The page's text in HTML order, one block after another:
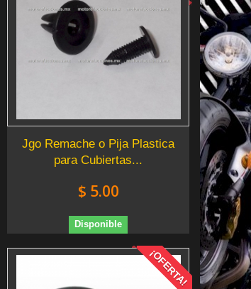
Jgo Remache o Pija Plastica
para Cubiertas...
$ 5.00
Disponible
¡OFERTA!